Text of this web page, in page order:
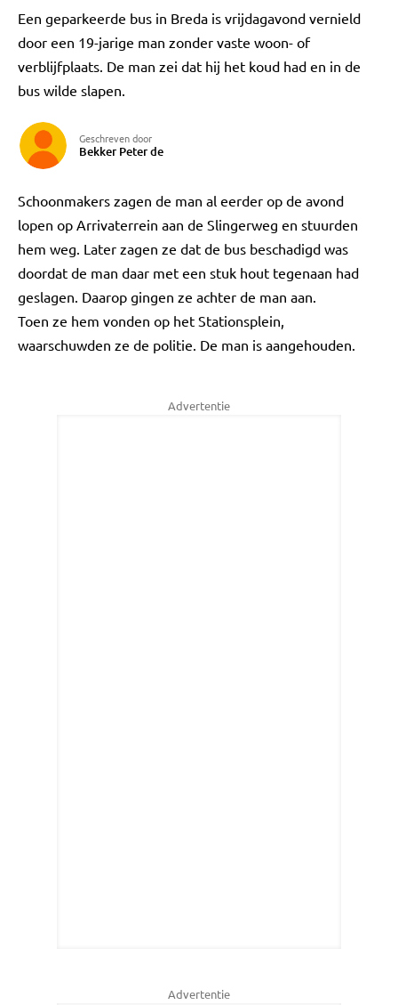
Een geparkeerde bus in Breda is vrijdagavond vernield
door een 19-jarige man zonder vaste woon- of
verblijfplaats. De man zei dat hij het koud had en in de
bus wilde slapen.
Geschreven door
Bekker Peter de
Schoonmakers zagen de man al eerder op de avond
lopen op Arrivaterrein aan de Slingerweg en stuurden
hem weg. Later zagen ze dat de bus beschadigd was
doordat de man daar met een stuk hout tegenaan had
geslagen. Daarop gingen ze achter de man aan.
Toen ze hem vonden op het Stationsplein,
waarschuwden ze de politie. De man is aangehouden.
Advertentie
Advertentie